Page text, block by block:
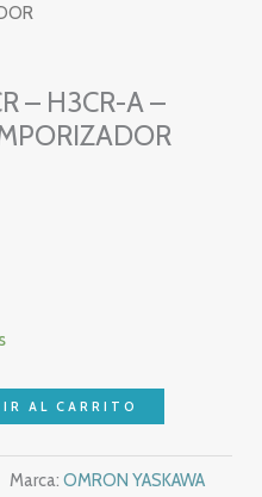
– H3CR-A –
AL CARRITO
Marca:OMRON YASKAWA